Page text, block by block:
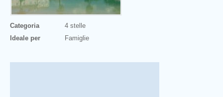
Categoria
4 stelle
Ideale per
Famiglie